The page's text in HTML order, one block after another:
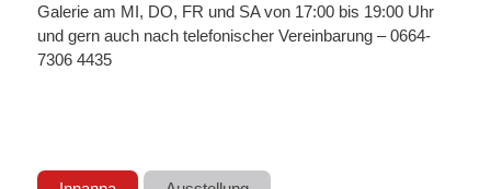
Galerie am MI, DO, FR und SA von 17:00 bis 19:00 Uhr
und gern auch nach telefonischer Vereinbarung – 0664-
7306 4435